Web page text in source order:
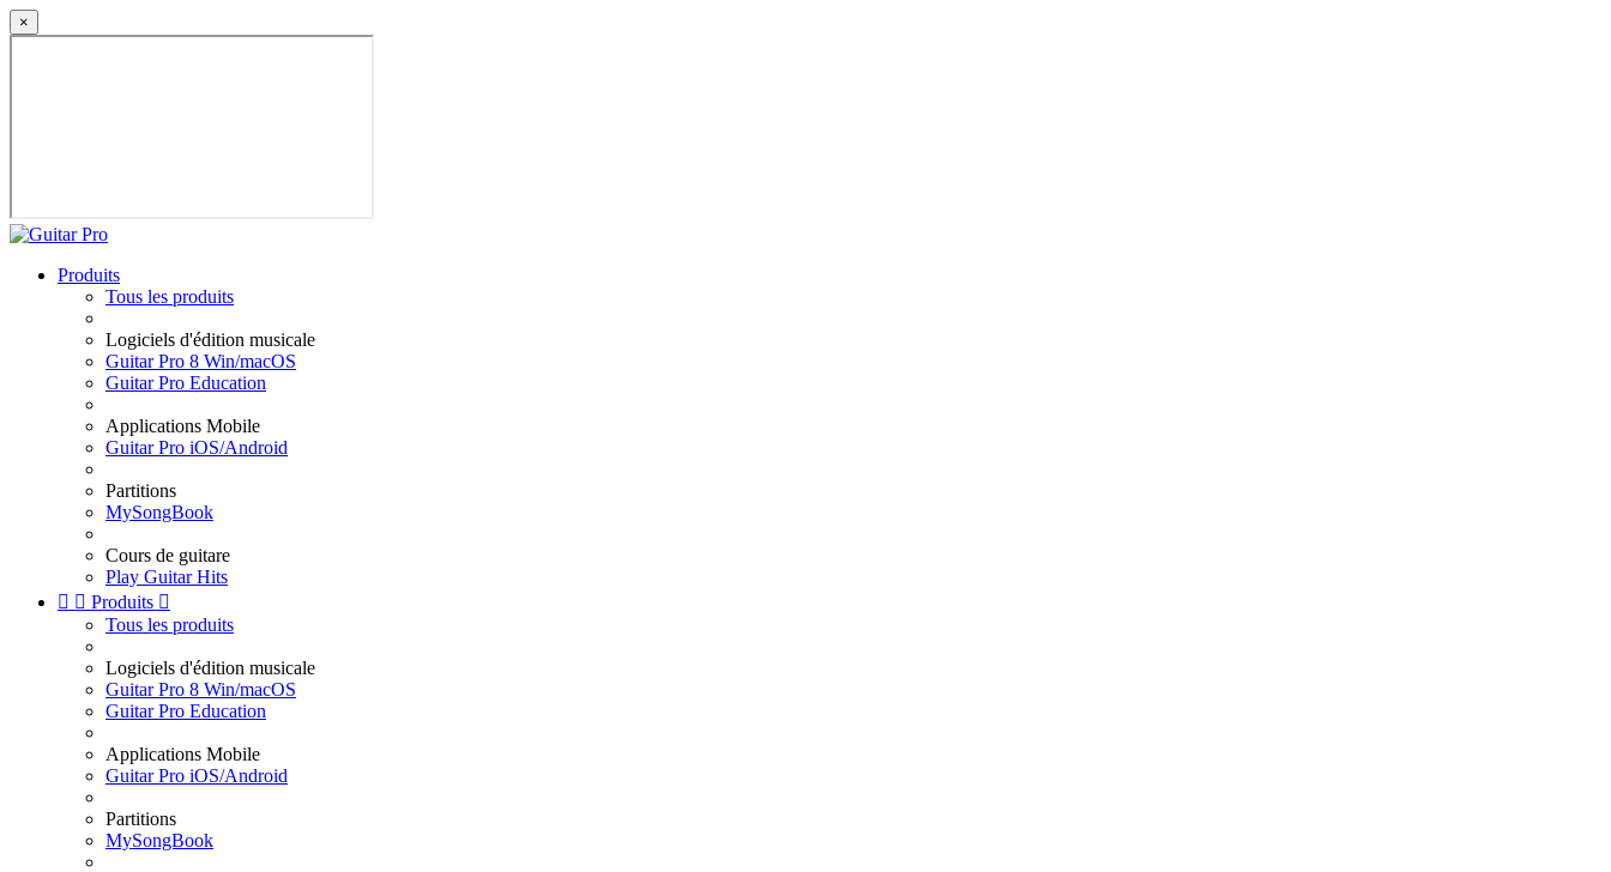
×
Produits
Tous les produits
Logiciels d'édition musicale
Guitar Pro 8 Win/macOS
Guitar Pro Education
Applications Mobile
Guitar Pro iOS/Android
Partitions
MySongBook
Cours de guitare
Play Guitar Hits
  Produits 
Tous les produits
Logiciels d'édition musicale
Guitar Pro 8 Win/macOS
Guitar Pro Education
Applications Mobile
Guitar Pro iOS/Android
Partitions
MySongBook